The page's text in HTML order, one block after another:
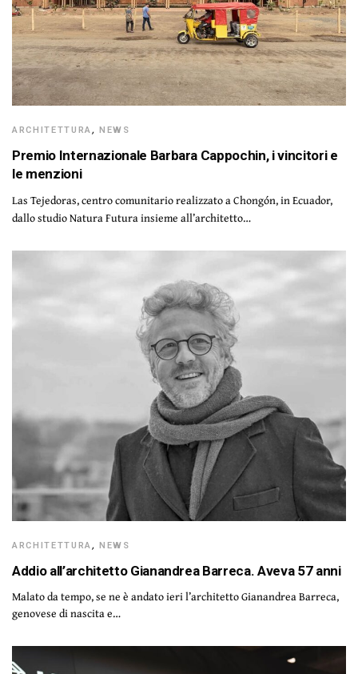
ARCHITETTURA ,NEWS
Premio Internazionale Barbara Cappochin, i vincitori e
le menzioni
Las Tejedoras, centro comunitario realizzato a Chongón, in Ecuador,
dallo studio Natura Futura insieme all’architetto…
ARCHITETTURA, NEWS
Addio all’architetto Gianandrea Barreca. Aveva 57 anni
Malato da tempo, se ne è andato ieri l’architetto Gianandrea Barreca,
genovese di nascita e…